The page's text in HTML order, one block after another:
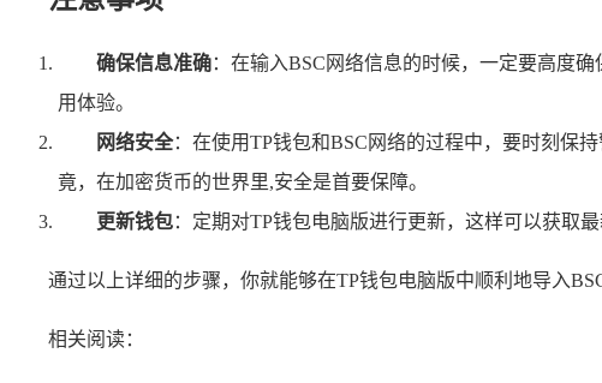
确保信息准确：在输入BSC网络信息的时候，一定要高度
用体验。
网络安全：在使用TP钱包和BSC网络的过程中，要时刻保
竟，在加密货币的世界里,安全是首要保障。
更新钱包：定期对TP钱包电脑版进行更新，这样可以获取
通过以上详细的步骤，你就能够在TP钱包电脑版中顺利地导入
相关阅读：